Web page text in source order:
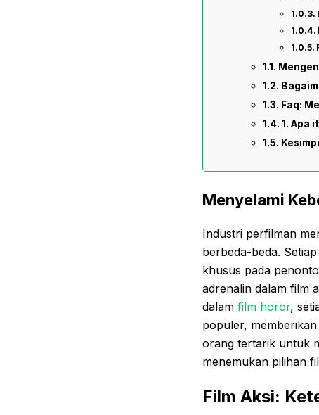
Faq:
1. Apa
Menyelami
Industri perfilman
berbeda-beda.
khusus pada
adrenalin dalam film
dalam film horor,
populer,
orang tertarik untuk
menemukan pilihan
Film Aksi: